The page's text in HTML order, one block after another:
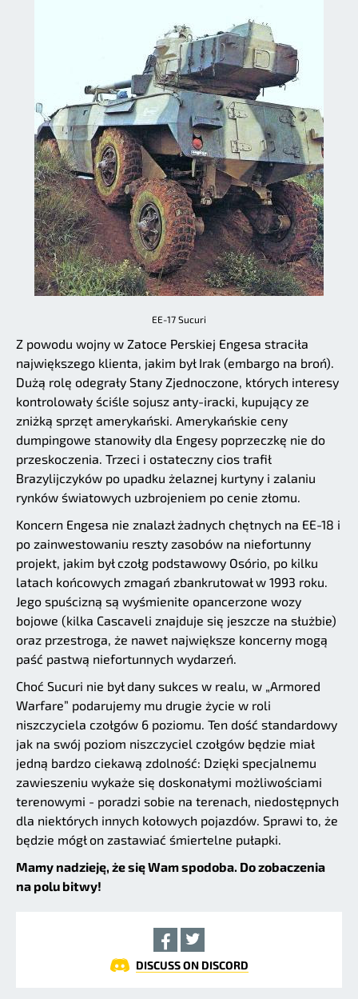
EE-17 Sucuri
Z powodu wojny w Zatoce Perskiej Engesa straciła
największego klienta, jakim był Irak (embargo na broń).
Dużą rolę odegrały Stany Zjednoczone, których interesy
kontrolowały ściśle sojusz anty-iracki, kupujący ze
zniżką sprzęt amerykański. Amerykańskie ceny
dumpingowe stanowiły dla Engesy poprzeczkę nie do
przeskoczenia. Trzeci i ostateczny cios trafił
Brazylijczyków po upadku żelaznej kurtyny i zalaniu
rynków światowych uzbrojeniem po cenie złomu.
Koncern Engesa nie znalazł żadnych chętnych na EE-18 i
po zainwestowaniu reszty zasobów na niefortunny
projekt, jakim był czołg podstawowy Osório, po kilku
latach końcowych zmagań zbankrutował w 1993 roku.
Jego spuścizną są wyśmienite opancerzone wozy
bojowe (kilka Cascaveli znajduje się jeszcze na służbie)
oraz przestroga, że nawet największe koncerny mogą
paść pastwą niefortunnych wydarzeń.
Choć Sucuri nie był dany sukces w realu, w „Armored
Warfare” podarujemy mu drugie życie w roli
niszczyciela czołgów 6 poziomu. Ten dość standardowy
jak na swój poziom niszczyciel czołgów będzie miał
jedną bardzo ciekawą zdolność: Dzięki specjalnemu
zawieszeniu wykaże się doskonałymi możliwościami
terenowymi - poradzi sobie na terenach, niedostępnych
dla niektórych innych kołowych pojazdów. Sprawi to, że
będzie mógł on zastawiać śmiertelne pułapki.
Mamy nadzieję, że się Wam spodoba. Do zobaczenia
na polu bitwy!
DISCUSS ON DISCORD